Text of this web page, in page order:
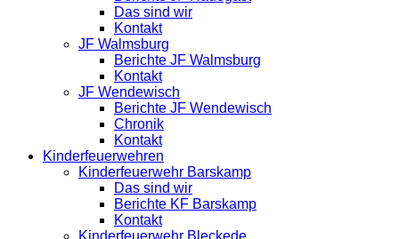
Das sind wir
Kontakt
JF Walmsburg
Berichte JF Walmsburg
Kontakt
JF Wendewisch
Berichte JF Wendewisch
Chronik
Kontakt
Kinderfeuerwehren
Kinderfeuerwehr Barskamp
Das sind wir
Berichte KF Barskamp
Kontakt
Kinderfeuerwehr Bleckede